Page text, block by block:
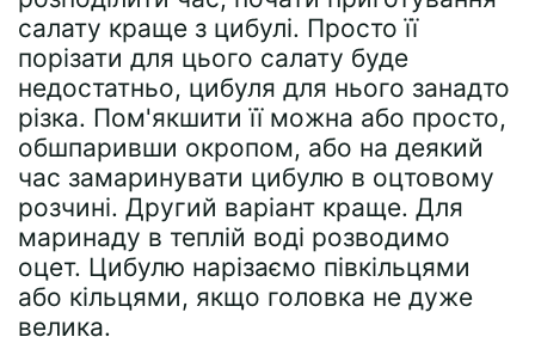
салату краще з цибулі. Просто її
порізати для цього салату буде
недостатньо, цибуля для нього занадто
різка. Пом'якшити її можна або просто,
обшпаривши окропом, або на деякий
час замаринувати цибулю в оцтовому
розчині. Другий варіант краще. Для
маринаду в теплій воді розводимо
оцет. Цибулю нарізаємо півкільцями
або кільцями, якщо головка не дуже
велика.